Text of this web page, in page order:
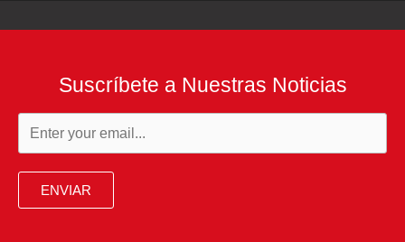
Suscríbete a Nuestras Noticias
ENVIAR